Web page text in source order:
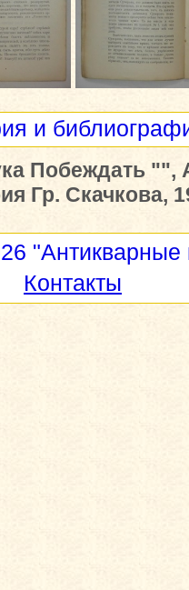
и
Побеждать "",
Гр. Скачкова,
"Антикварные
Контакты